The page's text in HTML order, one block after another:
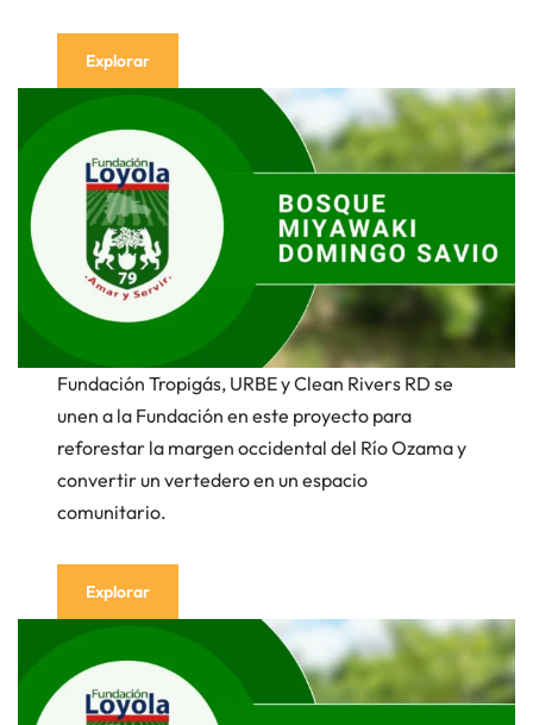
Explorar
Fundación Tropigás, URBE y Clean Rivers RD se
unen a la Fundación en este proyecto para
reforestar la margen occidental del Río Ozama y
convertir un vertedero en un espacio
comunitario.
Explorar